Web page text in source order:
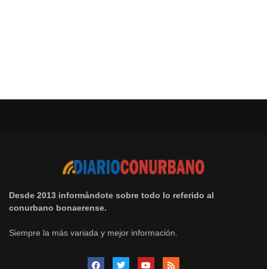
Desde 2013 informándote sobre todo lo referido al
conurbano bonaerense.
Siempre la más variada y mejor información.